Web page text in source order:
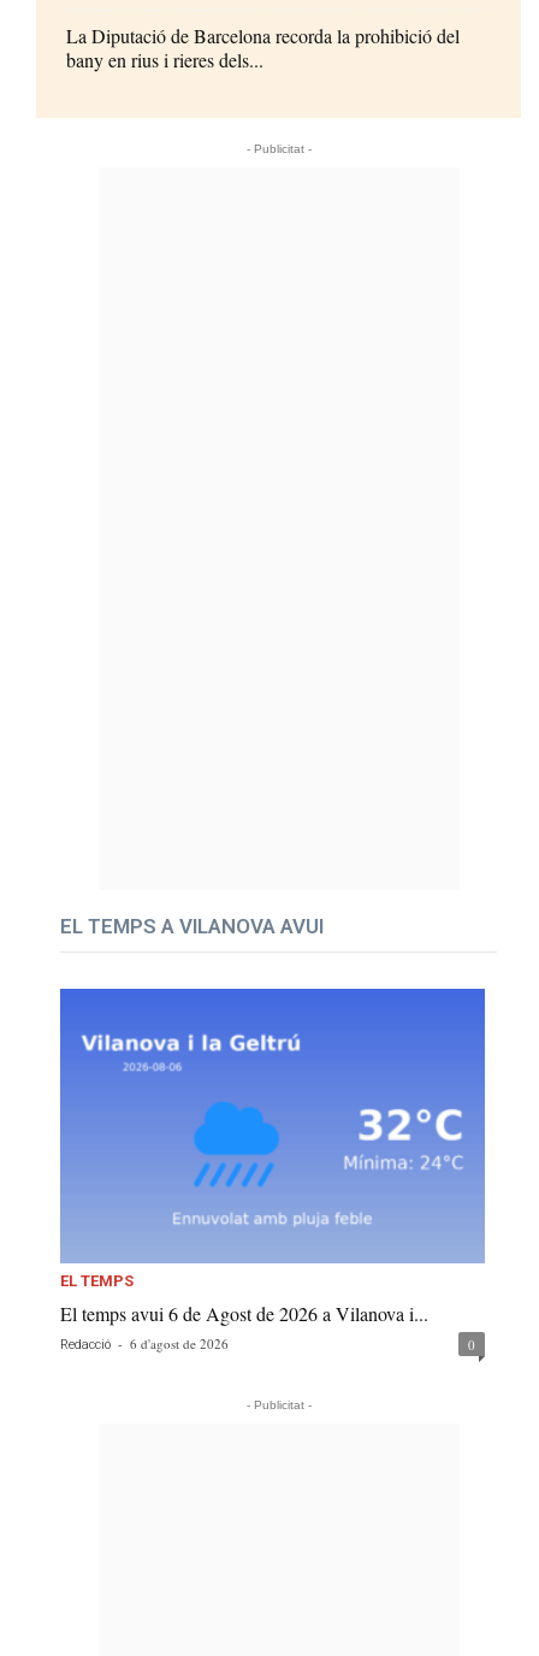
La Diputació de Barcelona recorda la prohibició del
bany en rius i rieres dels...
- Publicitat -
EL TEMPS A VILANOVA AVUI
EL TEMPS
El temps avui 6 de Agost de 2026 a Vilanova i...
Redacció - 6 d'agost de 2026 0
- Publicitat -